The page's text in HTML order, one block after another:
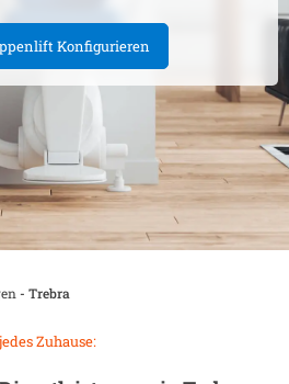
Konfigurieren
- Trebra
Zuhause: